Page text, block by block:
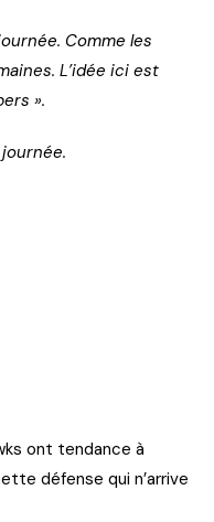
Comme les
L’idée ici est
».
journée.
ont tendance à
défense qui n’arrive